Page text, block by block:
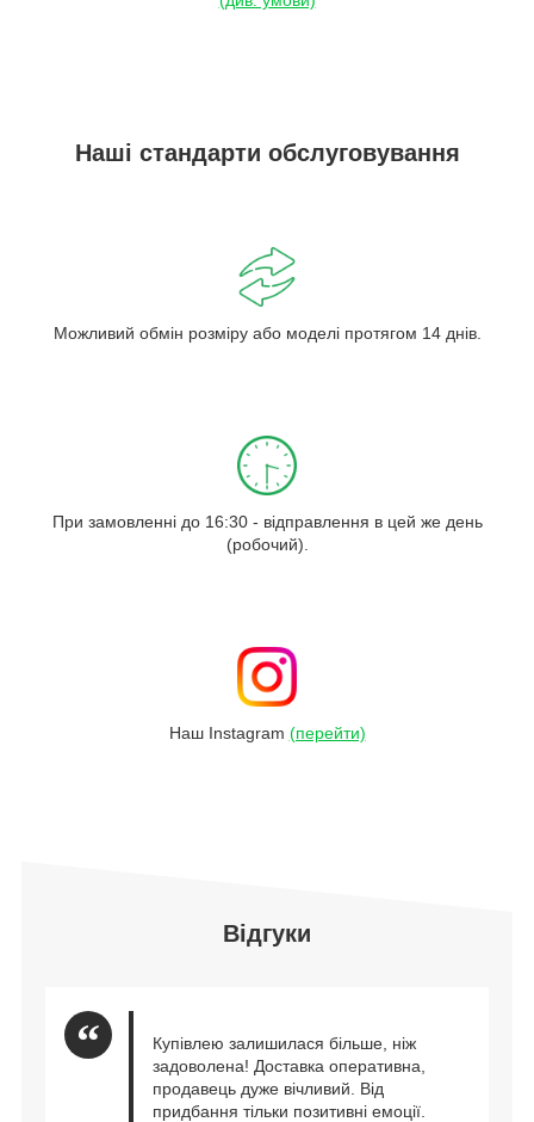
Наші стандарти обслуговування
Можливий обмін розміру або моделі протягом 14 днів.
При замовленні до 16:30 - відправлення в цей же день
(робочий).
Наш Instagram (перейти)
Відгуки
Купівлею залишилася більше, ніж
задоволена! Доставка оперативна,
продавець дуже вічливий. Від
придбання тільки позитивні емоції.